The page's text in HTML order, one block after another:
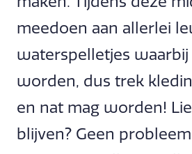
meedoen aan allerlei
waterspelletjes waarbij
worden, dus trek
en nat mag worden!
blijven? Geen